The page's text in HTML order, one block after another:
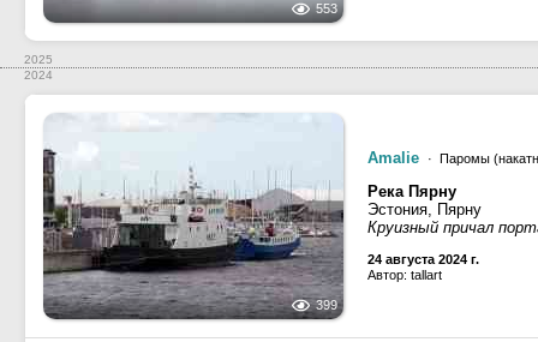
553
2025
2024
399
Amalie · Паромы
Река Пярну
Эстония, Пярну
Круизный причал
24 августа 2024 г.
Автор: tallart